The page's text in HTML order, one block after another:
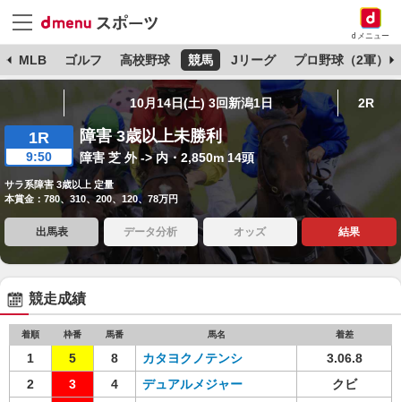
dメニュー
MLB ゴルフ 高校野球 競馬 Jリーグ プロ野球（2軍）
10月14日(土) 3回新潟1日 2R
1R
9:50
障害 3歳以上未勝利
障害 芝 外 -> 内・2,850m 14頭
サラ系障害 3歳以上 定量
本賞金：780、310、200、120、78万円
出馬表 データ分析 オッズ 結果
競走成績
着順 枠番 馬番 馬名 着差
1 5 8 カタヨクノテンシ
3.06.8
2
3 4 デュアルメジャー
クビ